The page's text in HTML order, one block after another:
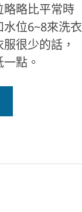
略略比平常時
位6~8來洗衣
很少的話，
點。